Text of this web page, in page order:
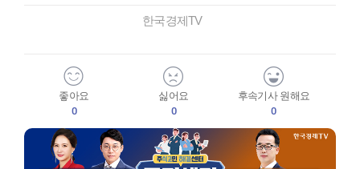
한국경제TV
좋아요
0
싫어요
0
후속기사 원해요
0